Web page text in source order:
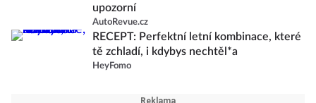
upozorní
AutoRevue.cz
RECEPT: Perfektní letní kombinace, které
tě zchladí, i kdybys nechtěl*a
HeyFomo